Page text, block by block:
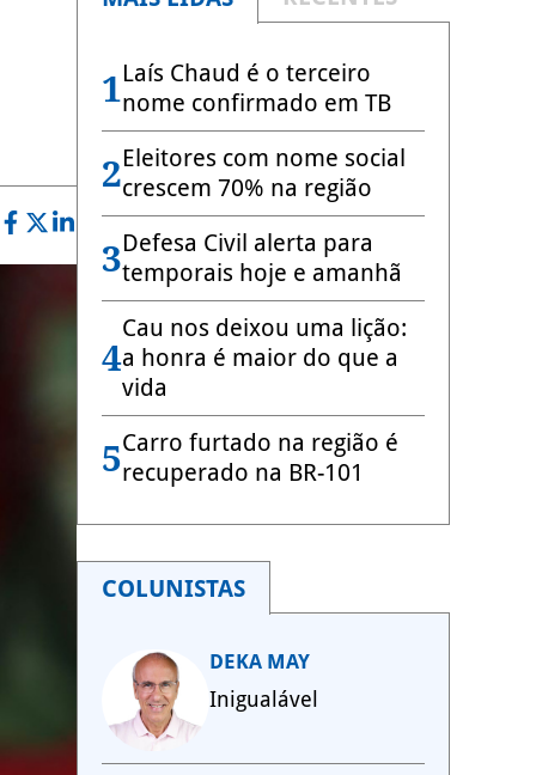
1Laís Chaud é o terceiro
nome confirmado em TB
2Eleitores com nome social
crescem 70% na região
3Defesa Civil alerta para
temporais hoje e amanhã
4
Cau nos deixou uma lição:
a honra é maior do que a
vida
5Carro furtado na região é
recuperado na BR-101
COLUNISTAS
DEKA MAY
Inigualável